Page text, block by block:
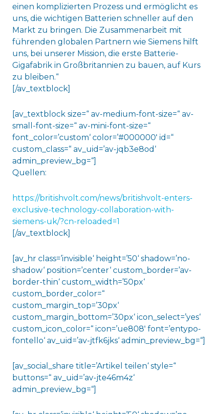
einen komplizierten Prozess und ermöglicht es
uns, die wichtigen Batterien schneller auf den
Markt zu bringen. Die Zusammenarbeit mit
führenden globalen Partnern wie Siemens hilft
uns, bei unserer Mission, die erste Batterie-
Gigafabrik in Großbritannien zu bauen, auf Kurs
zu bleiben.“
[/av_textblock]
[av_textblock size=“ av-medium-font-size=“ av-
small-font-size=“ av-mini-font-size=“
font_color=’custom‘ color=’#000000′ id=“
custom_class=“ av_uid=’av-jqb3e8od‘
admin_preview_bg=“]
Quellen:
https://britishvolt.com/news/britishvolt-enters-
exclusive-technology-collaboration-with-
siemens-uk/?cn-reloaded=1
[/av_textblock]
[av_hr class=’invisible‘ height=’50‘ shadow=’no-
shadow‘ position=’center‘ custom_border=’av-
border-thin‘ custom_width=’50px‘
custom_border_color=“
custom_margin_top=’30px‘
custom_margin_bottom=’30px‘ icon_select=’yes‘
custom_icon_color=“ icon=’ue808′ font=’entypo-
fontello‘ av_uid=’av-jtfk6jks‘ admin_preview_bg=“]
[av_social_share title=’Artikel teilen‘ style=“
buttons=“ av_uid=’av-jte46m4z‘
admin_preview_bg=“]